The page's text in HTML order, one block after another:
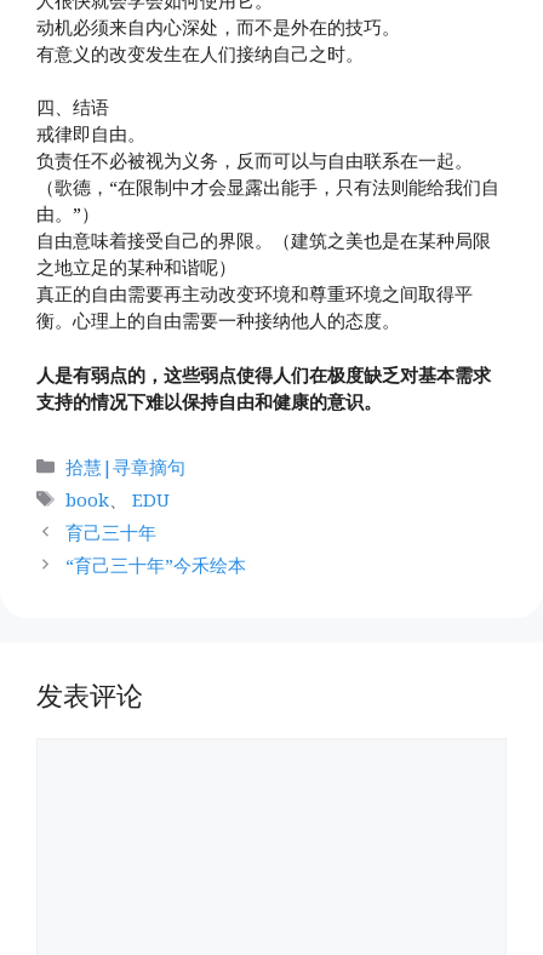
动机必须来自内心深处，而不是外在的技巧。
有意义的改变发生在人们接纳自己之时。
四、结语
戒律即自由。
负责任不必被视为义务，反而可以与自由联系在一起。
（歌德，“在限制中才会显露出能手，只有法则能给我们自
由。”）
自由意味着接受自己的界限。（建筑之美也是在某种局限
之地立足的某种和谐呢）
真正的自由需要再主动改变环境和尊重环境之间取得平
衡。心理上的自由需要一种接纳他人的态度。
人是有弱点的，这些弱点使得人们在极度缺乏对基本需求
支持的情况下难以保持自由和健康的意识。
分
类
拾慧|寻章摘句
标
签
book
EDU
育己三十年
“育己三十年”今禾绘本
发表评论